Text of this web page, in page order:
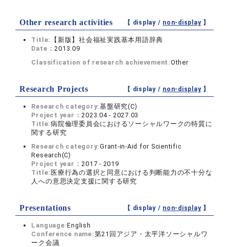
Other research activities 【 display / non-display】
Title:
【新版】社会福祉実践基本用語辞典
Date：2013.09
Classification of research achievement:Other
Research Projects 【 display / non-display】
Research category:基盤研究(C)
Project year：2023.04 - 2027.03
Title:病院倫理委員会におけるソーシャルワークの特質に
関する研究
Research category:Grant-in-Aid for Scientific
Research(C)
Project year：2017 - 2019
Title: 医療行為の選択と同意における判断能力の不十分な
人への意思決定支援に関する研究
Presentations 【 display / non-display】
Language:English
Conference name:第21回アジア・太平洋ソーシャルワ
ーク会議